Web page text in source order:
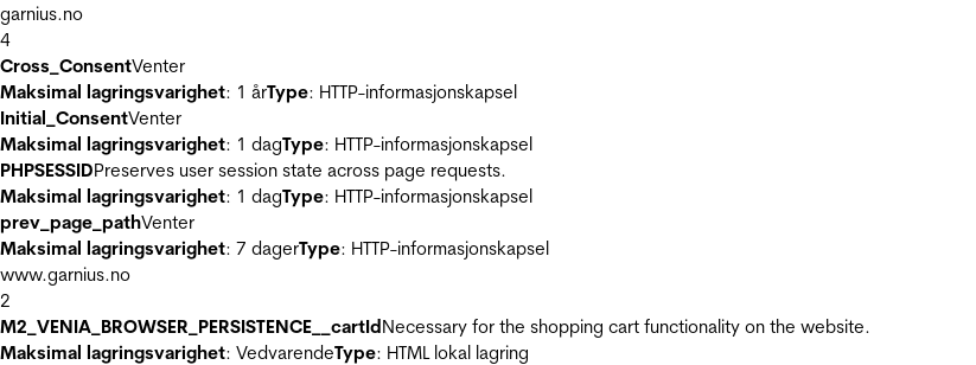
garnius.no
4
Cross_ConsentVenter
Maksimal lagringsvarighet: 1 årType: HTTP-informasjonskapsel
Initial_ConsentVenter
Maksimal lagringsvarighet: 1 dagType: HTTP-informasjonskapsel
PHPSESSIDPreserves user session state across page requests.
Maksimal lagringsvarighet: 1 dagType: HTTP-informasjonskapsel
prev_page_pathVenter
Maksimal lagringsvarighet: 7 dagerType: HTTP-informasjonskapsel
www.garnius.no
2
M2_VENIA_BROWSER_PERSISTENCE__cartIdNecessary for the shopping cart functionality on the website.
Maksimal lagringsvarighet: VedvarendeType: HTML lokal lagring